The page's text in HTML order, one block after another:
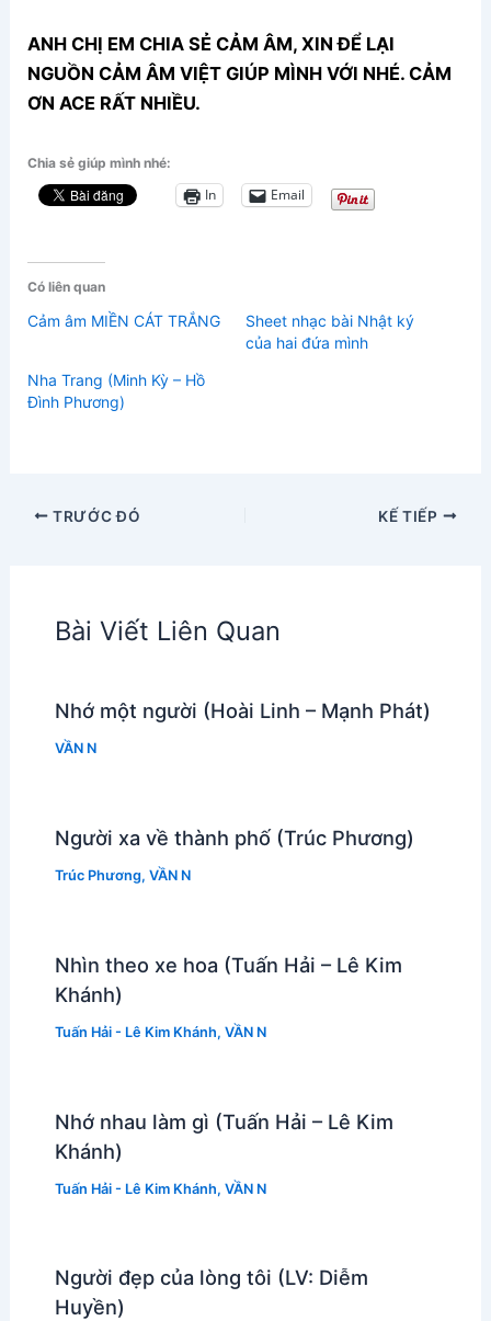
ANH CHỊ EM CHIA SẺ CẢM ÂM, XIN ĐỂ LẠI
NGUỒN CẢM ÂM VIỆT GIÚP MÌNH VỚI NHÉ. CẢM
ƠN ACE RẤT NHIỀU.
Chia sẻ giúp mình nhé:
In Email
Có liên quan
Cảm âm MIỀN CÁT TRẮNG
Sheet nhạc bài Nhật ký
của hai đứa mình
Nha Trang (Minh Kỳ – Hồ
Đình Phương)
TRƯỚC ĐÓ KẾ TIẾP
Bài Viết Liên Quan
Nhớ một người (Hoài Linh – Mạnh Phát)
VẦN N
Người xa về thành phố (Trúc Phương)
Trúc Phương, VẦN N
Nhìn theo xe hoa (Tuấn Hải – Lê Kim
Khánh)
Tuấn Hải - Lê Kim Khánh, VẦN N
Nhớ nhau làm gì (Tuấn Hải – Lê Kim
Khánh)
Tuấn Hải - Lê Kim Khánh, VẦN N
Người đẹp của lòng tôi (LV: Diễm
Huyền)